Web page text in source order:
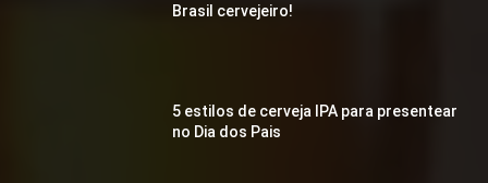
Brasil cervejeiro!
5 estilos de cerveja IPA para presentear
no Dia dos Pais